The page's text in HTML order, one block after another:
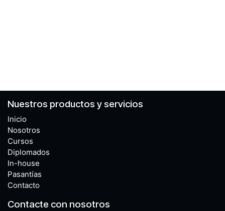
Nuestros productos y servicios
Inicio
Nosotros
Cursos
Diplomados
In-house
Pasantías
Contacto
Contacte con nosotros